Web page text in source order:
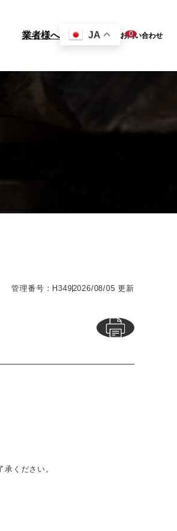
業者様へ JA 0
お問い合わせ
管理番号：H349 2026/08/05 更新
ください。